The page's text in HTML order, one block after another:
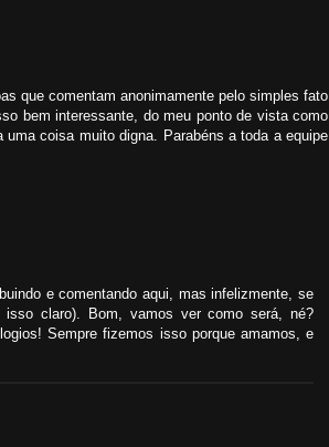
que comentam anonimamente pelo simples fato
bem interessante, do meu ponto de vista como
coisa muito digna. Parabéns a toda a equipe
e comentando aqui, mas infelizmente, se
claro). Bom, vamos ver como será, né?
Sempre fizemos isso porque amamos, e